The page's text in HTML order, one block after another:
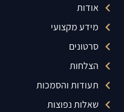
אודות
מידע מקצועי
סרטונים
הצלחות
תעודות והסמכות
שאלות נפוצות